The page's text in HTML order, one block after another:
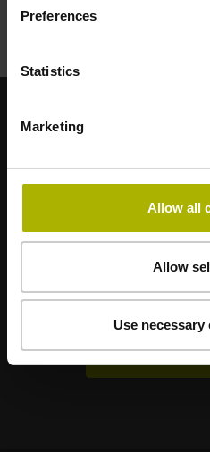
Preferences
Statistics
Marketing
Allow all
Allow
Use
어플리케이션에 적
AMOACU-RITEETELLEINE
최종 사용